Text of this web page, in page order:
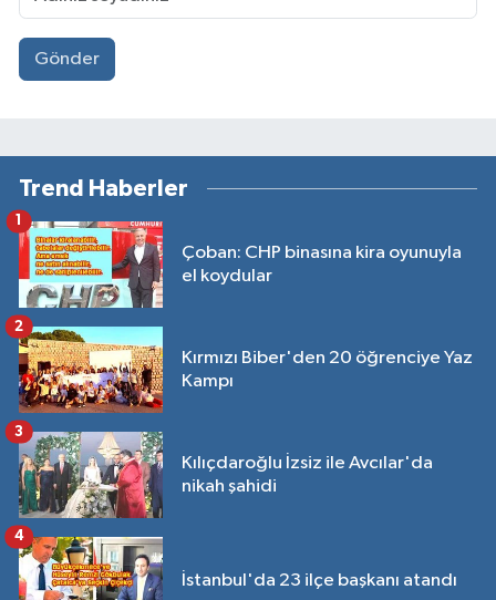
Gönder
Trend Haberler
Çoban: CHP binasına kira oyunuyla
el koydular
Kırmızı Biber'den 20 öğrenciye Yaz
Kampı
2
Kılıçdaroğlu İzsiz ile Avcılar'da
nikah şahidi
3
İstanbul'da 23 ilçe başkanı atandı
4